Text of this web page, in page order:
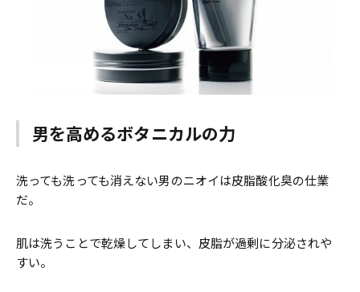
男を高めるボタニカルの力
洗っても洗っても消えない男のニオイは皮脂酸化臭の仕業
だ。
肌は洗うことで乾燥してしまい、皮脂が過剰に分泌されや
すい。